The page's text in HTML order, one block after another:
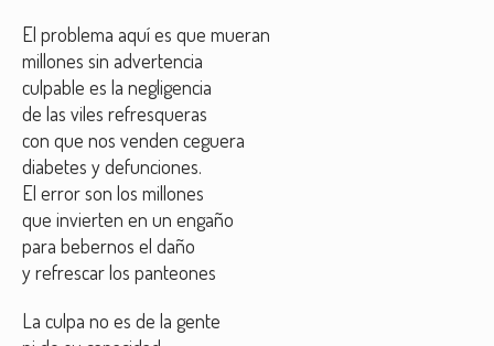
El problema aquí es que mueran
millones sin advertencia
culpable es la negligencia
de las viles refresqueras
con que nos venden ceguera
diabetes y defunciones.
El error son los millones
que invierten en un engaño
para bebernos el daño
y refrescar los panteones
La culpa no es de la gente